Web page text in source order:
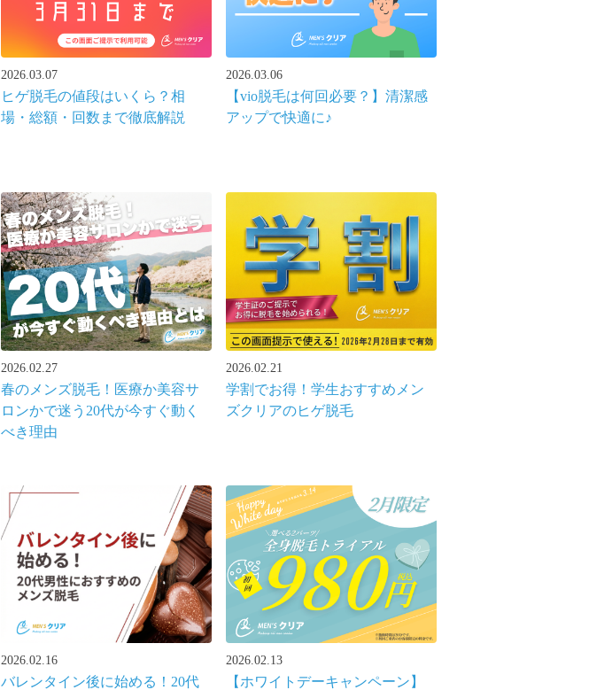
2026.03.07
ヒゲ脱毛の値段はいくら？相
場・総額・回数まで徹底解説
2026.03.06
【vio脱毛は何回必要？】清潔感
アップで快適に♪
2026.02.27
春のメンズ脱毛！医療か美容サ
ロンかで迷う20代が今すぐ動く
べき理由
2026.02.21
学割でお得！学生おすすめメン
ズクリアのヒゲ脱毛
2026.02.16
バレンタイン後に始める！20代
2026.02.13
【ホワイトデーキャンペーン】